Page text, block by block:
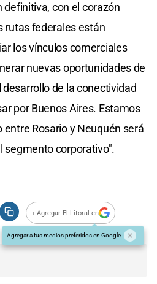
definitiva, con el corazón
rutas federales están
los vínculos comerciales
nuevas oportunidades de
de la conectividad
por Buenos Aires. Estamos
entre Rosario y Neuquén será
segmento corporativo".
+ Agregar El Litoral en
Agregar a tus medios preferidos en Google